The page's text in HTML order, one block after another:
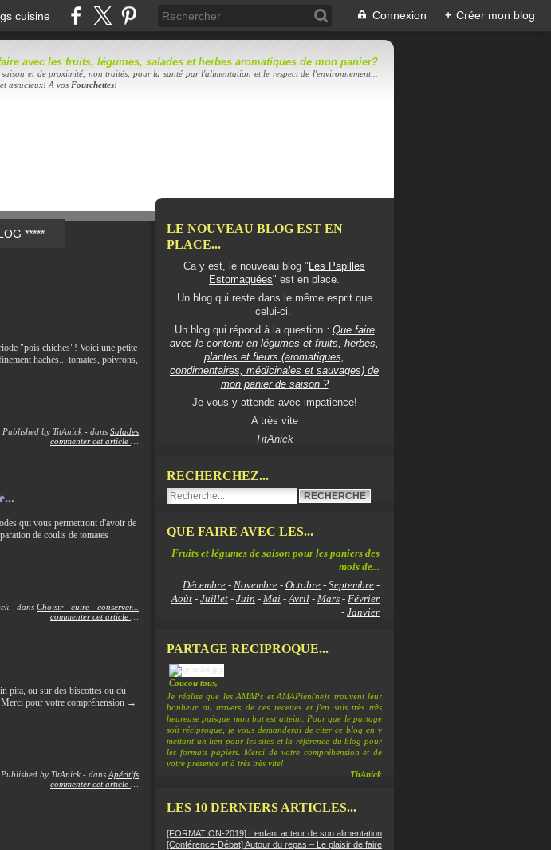
cuisine Connexion + Créer mon blog
avec les fruits, légumes, salades et herbes aromatiques de mon panier?
et de proximité, non traités, pour la santé par l'alimentation et le respect de l'environnement...
astucieux! A vos Fourchettes!
*****
"pois chiches"! Voici une petite
hachés... tomates, poivrons,
Published by TitAnick - dans Salades
commenter cet article
qui vous permettront d'avoir de
de coulis de tomates
- dans Choisir - cuire - conserver...
commenter cet article
pita, ou sur des biscottes ou du
pour votre compréhension →
Published by TitAnick - dans Apéritifs
commenter cet article
LE NOUVEAU BLOG EST EN
PLACE...
Ca y est, le nouveau blog " Les Papilles
Estomaquées" est en place.
Un blog qui reste dans le même esprit que
celui-ci.
Un blog qui répond à la question : Que faire
avec le contenu en légumes et fruits, herbes,
plantes et fleurs (aromatiques,
condimentaires, médicinales et sauvages) de
mon panier de saison ?
Je vous y attends avec impatience!
A très vite
TitAnick
RECHERCHEZ...
QUE FAIRE AVEC LES...
Fruits et légumes de saison pour les paniers des
mois de...
Décembre - Novembre - Octobre - Septembre -
Août - Juillet - Juin - Mai -Avril - Mars - Février
- Janvier
PARTAGE RECIPROQUE...
Coucou tous,
Je réalise que les AMAPs et AMAPien(ne)s trouvent leur
bonheur au travers de ces recettes et j'en suis très très
heureuse puisque mon but est atteint. Pour que le partage
soit réciproque, je vous demanderai de citer ce blog en y
mettant un lien pour les sites et la référence du blog pour
les formats papiers. Merci de votre compréhension et de
votre présence et à très très vite!
TitAnick
LES 10 DERNIERS ARTICLES...
[FORMATION-2019] L’enfant acteur de son alimentation
[Conférence-Débat] Autour du repas – Le plaisir de faire